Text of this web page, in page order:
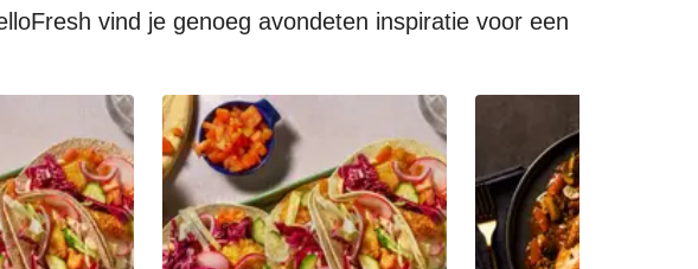
vind je genoeg avondeten inspiratie voor een